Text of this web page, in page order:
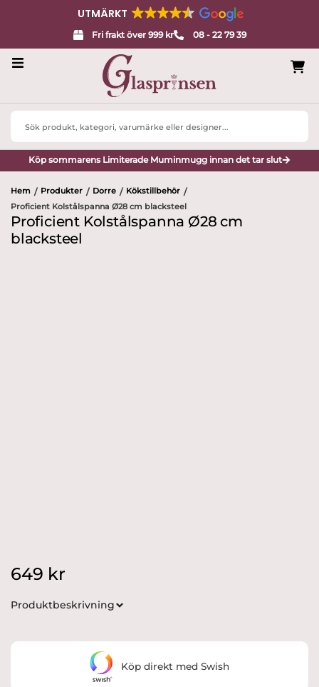
UTMÄRKT
Fri frakt över 999 kr 08 - 22 79 39
Design
Porslin
Interiör
Varumärken
Search
Köp sommarens Limiterade Muminmugg innan det tar slut
Hem / Produkter / Dorre / Kökstillbehör /
Proficient Kolstålspanna Ø28 cm blacksteel
Proficient Kolstålspanna Ø28 cm
blacksteel
649 kr
Produktbeskrivning
Köp direkt med Swish